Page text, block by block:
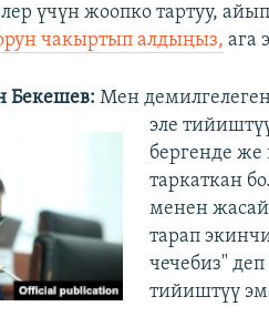
үчүн жоопко тартуу,
чакыртып алдыңыз, ага
Бекешев: Мен
эле
бергенде
таркаткан
менен
тарап
чечебиз"
тийиштүү